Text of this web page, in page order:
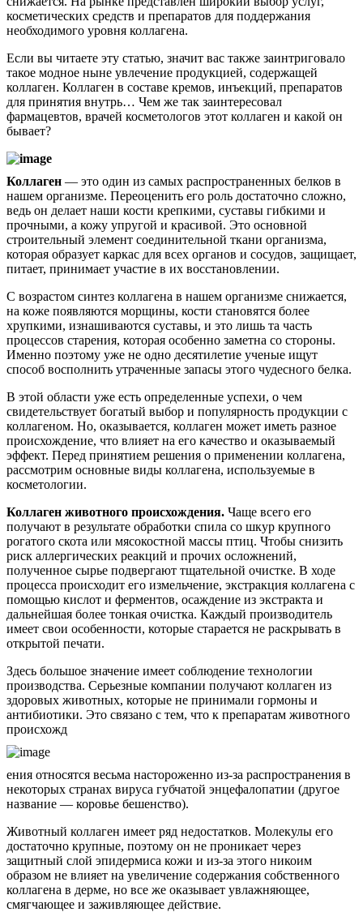
косметических средств и препаратов для поддержания
необходимого уровня коллагена.
Если вы читаете эту статью, значит вас также заинтриговало
такое модное ныне увлечение продукцией, содержащей
коллаген. Коллаген в составе кремов, инъекций, препаратов
для принятия внутрь… Чем же так заинтересовал
фармацевтов, врачей косметологов этот коллаген и какой он
бывает?
Коллаген — это один из самых распространенных белков в
нашем организме. Переоценить его роль достаточно сложно,
ведь он делает наши кости крепкими, суставы гибкими и
прочными, а кожу упругой и красивой. Это основной
строительный элемент соединительной ткани организма,
которая образует каркас для всех органов и сосудов, защищает,
питает, принимает участие в их восстановлении.
С возрастом синтез коллагена в нашем организме снижается,
на коже появляются морщины, кости становятся более
хрупкими, изнашиваются суставы, и это лишь та часть
процессов старения, которая особенно заметна со стороны.
Именно поэтому уже не одно десятилетие ученые ищут
способ восполнить утраченные запасы этого чудесного белка.
В этой области уже есть определенные успехи, о чем
свидетельствует богатый выбор и популярность продукции с
коллагеном. Но, оказывается, коллаген может иметь разное
происхождение, что влияет на его качество и оказываемый
эффект. Перед принятием решения о применении коллагена,
рассмотрим основные виды коллагена, используемые в
косметологии.
Коллаген животного происхождения. Чаще всего его
получают в результате обработки спила со шкур крупного
рогатого скота или мясокостной массы птиц. Чтобы снизить
риск аллергических реакций и прочих осложнений,
полученное сырье подвергают тщательной очистке. В ходе
процесса происходит его измельчение, экстракция коллагена с
помощью кислот и ферментов, осаждение из экстракта и
дальнейшая более тонкая очистка. Каждый производитель
имеет свои особенности, которые старается не раскрывать в
открытой печати.
Здесь большое значение имеет соблюдение технологии
производства. Серьезные компании получают коллаген из
здоровых животных, которые не принимали гормоны и
антибиотики. Это связано с тем, что к препаратам животного
происхожд
ения относятся весьма настороженно из-за распространения в
некоторых странах вируса губчатой энцефалопатии (другое
название — коровье бешенство).
Животный коллаген имеет ряд недостатков. Молекулы его
достаточно крупные, поэтому он не проникает через
защитный слой эпидермиса кожи и из-за этого никоим
образом не влияет на увеличение содержания собственного
коллагена в дерме, но все же оказывает увлажняющее,
смягчающее и заживляющее действие.